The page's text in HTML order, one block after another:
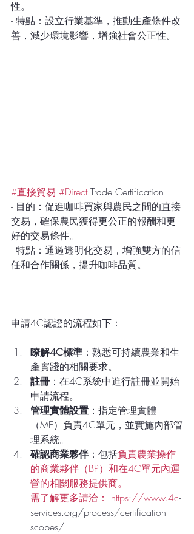
性。
- 特點：設立行業基準，推動生產條件改
善，減少環境影響，增強社會公正性。
#直接貿易 #Direct Trade Certification
- 目的：促進咖啡買家與農民之間的直接
交易，確保農民獲得更公正的報酬和更
好的交易條件。
- 特點：通過透明化交易，增強雙方的信
任和合作關係，提升咖啡品質。
申請4C認證的流程如下：
瞭解4C標準 ：熟悉可持續農業和生
產實踐的相關要求。
註冊 ：在4C系統中進行註冊並開始
申請流程。
管理實體設置 ：指定管理實體
（ME）負責4C單元，並實施內部管
理系統。
確認商業夥伴：包括負責農業操作
的商業夥伴（BP）和在4C單元內運
營的相關服務提供商。
需了解更多請洽： https://www.4c-
services.org/process/certification-
scopes/